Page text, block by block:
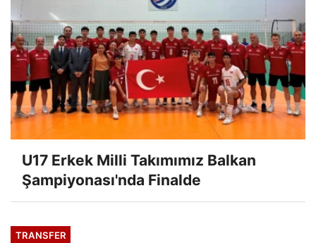
U17 Erkek Milli Takımımız Balkan
Şampiyonası'nda Finalde
TRANSFER